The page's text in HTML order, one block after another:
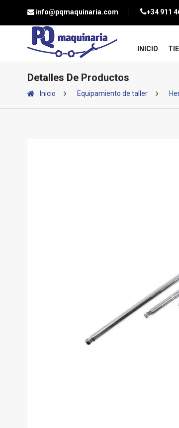
info@pqmaquinaria.com +34 911
INICIO
Detalles De Productos
Inicio Equipamiento de taller